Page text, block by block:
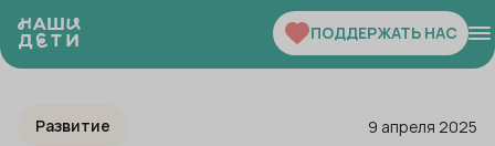
ПОДДЕРЖАТЬ НАС
Развитие 9 апреля 2025